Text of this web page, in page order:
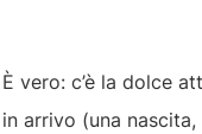
È vero: c’è la dolce
in arrivo (una